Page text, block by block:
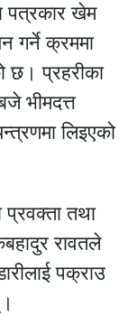
पत्रकार खेम
गर्ने क्रममा
छ। प्रहरीका
भीमदत्त
लिइएको
प्रवक्ता तथा
रावतले
पक्राउ